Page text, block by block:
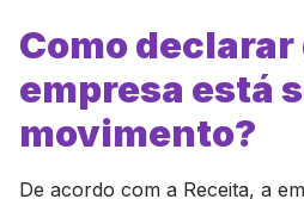
Como declarar
empresa está
movimento?
De acordo com a Receita, a